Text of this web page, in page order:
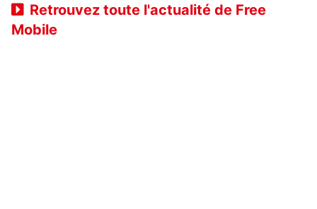
Retrouvez toute l'actualité de Free
Mobile